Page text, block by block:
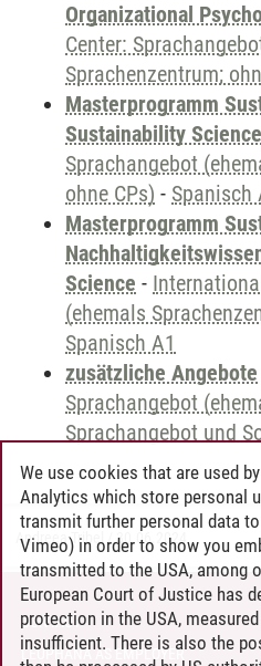
Organizational
Center:
Sprachenzentrum;
Masterprogramm
Sustainability Science
Sprachangebot
ohne CPs) - Spanisch
Masterprogramm
Science -
(ehemals
Spanisch A1
zusätzliche Angebote
Sprachangebot
Sprachangebot und
Andreea Tribel 30.06.2024
CONTACT
LEUPHANA AS EMPLOYER
We use cookies that are used
Analytics which store personal
transmit further personal data
Vimeo) in order to show you
transmitted to the USA, among
European Court of Justice has
protection in the USA,
insufficient. There is also the